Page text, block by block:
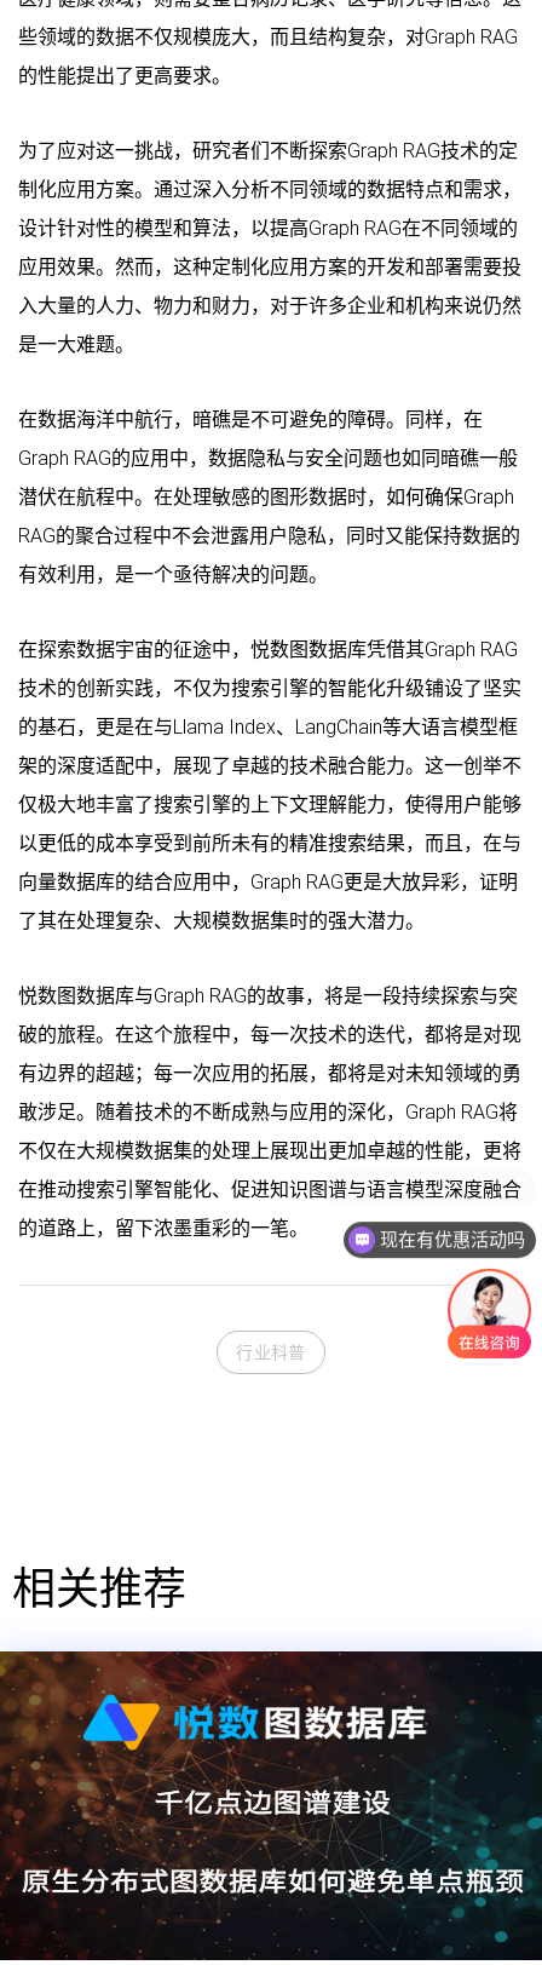
些领域的数据不仅规模庞大，而且结构复杂，对Graph RAG
的性能提出了更高要求。
为了应对这一挑战，研究者们不断探索Graph RAG技术的定
制化应用方案。通过深入分析不同领域的数据特点和需求，
设计针对性的模型和算法，以提高Graph RAG在不同领域的
应用效果。然而，这种定制化应用方案的开发和部署需要投
入大量的人力、物力和财力，对于许多企业和机构来说仍然
是一大难题。
在数据海洋中航行，暗礁是不可避免的障碍。同样，在
Graph RAG的应用中，数据隐私与安全问题也如同暗礁一般
潜伏在航程中。在处理敏感的图形数据时，如何确保Graph
RAG的聚合过程中不会泄露用户隐私，同时又能保持数据的
有效利用，是一个亟待解决的问题。
在探索数据宇宙的征途中，悦数图数据库凭借其Graph RAG
技术的创新实践，不仅为搜索引擎的智能化升级铺设了坚实
的基石，更是在与Llama Index、LangChain等大语言模型框
架的深度适配中，展现了卓越的技术融合能力。这一创举不
仅极大地丰富了搜索引擎的上下文理解能力，使得用户能够
以更低的成本享受到前所未有的精准搜索结果，而且，在与
向量数据库的结合应用中，Graph RAG更是大放异彩，证明
了其在处理复杂、大规模数据集时的强大潜力。
悦数图数据库与Graph RAG的故事，将是一段持续探索与突
破的旅程。在这个旅程中，每一次技术的迭代，都将是对现
有边界的超越；每一次应用的拓展，都将是对未知领域的勇
敢涉足。随着技术的不断成熟与应用的深化，Graph RAG将
不仅在大规模数据集的处理上展现出更加卓越的性能，更将
在推动搜索引擎智能化、促进知识图谱与语言模型深度融合
的道路上，留下浓墨重彩的一笔。
行业科普
相关推荐
现在有优惠活动吗